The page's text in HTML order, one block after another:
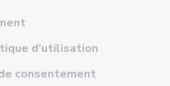
d'utilisation
consentement